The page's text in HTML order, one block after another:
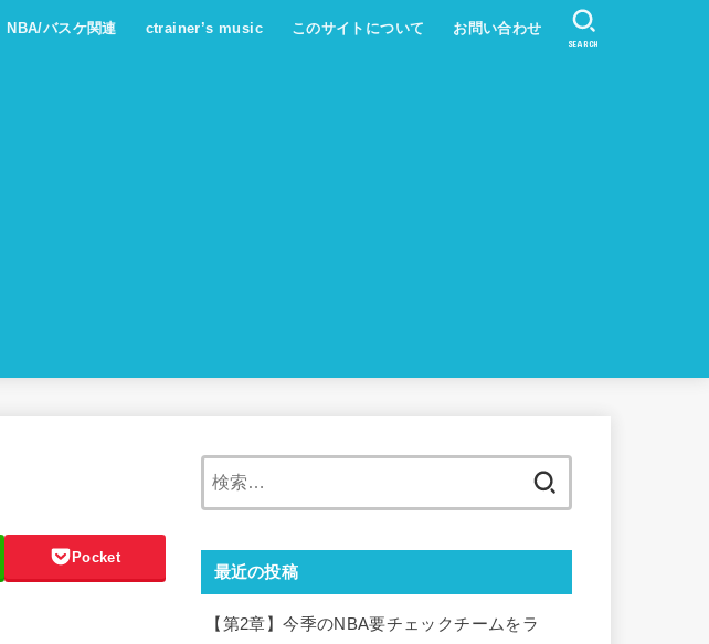
NBA/バスケ関連 ctrainer’s music このサイトについて お問い合わせ
SEARCH
Pocket
最近の投稿
【第2章】今季のNBA要チェックチームをラ